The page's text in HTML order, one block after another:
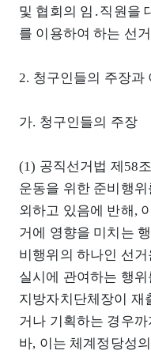
및 협회의 임․직원을
를 이용하여 하는 선
2. 청구인들의 주장과
가. 청구인들의 주장
(1) 공직선거법 제58
운동을 위한 준비행
외하고 있음에 반해,
거에 영향을 미치는
비행위의 하나인 선
실시에 관여하는 행
지방자치단체장이 재
거나 기획하는 경우
바, 이는 체계정당성